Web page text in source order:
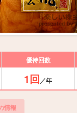
優待回数
1回／年
情報